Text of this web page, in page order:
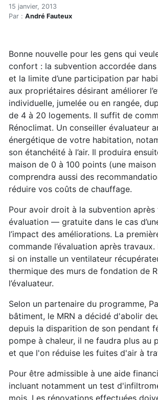
Accueil
Articles
Le programme Rénoclimat bonifié
Le programme
15 janvier, 2013
Par : André Fauteux
Bonne nouvelle pour les gens qui
confort : la subvention accordée
et la limite d’une participation par
aux propriétaires désirant améliorer
individuelle, jumelée ou en rangée,
de 4 à 20 logements. Il suffit de
Rénoclimat. Un conseiller évaluateur
énergétique de votre habitation,
son étanchéité à l’air. Il produira
maison de 0 à 100 points (une
comprendra aussi des
réduire vos coûts de chauffage.
Pour avoir droit à la subvention
évaluation — gratuite dans le cas
l’impact des améliorations. La
commande l’évaluation après
si on installe un ventilateur
thermique des murs de fondation de
l’évaluateur.
Selon un partenaire du programme,
bâtiment, le MRN a décidé d'abolir
depuis la disparition de son pendant
pompe à chaleur, il ne faudra plus au
et que l'on réduise les fuites d'air à
Pour être admissible à une aide
incluant notamment un test
mois. Les rénovations effectuées